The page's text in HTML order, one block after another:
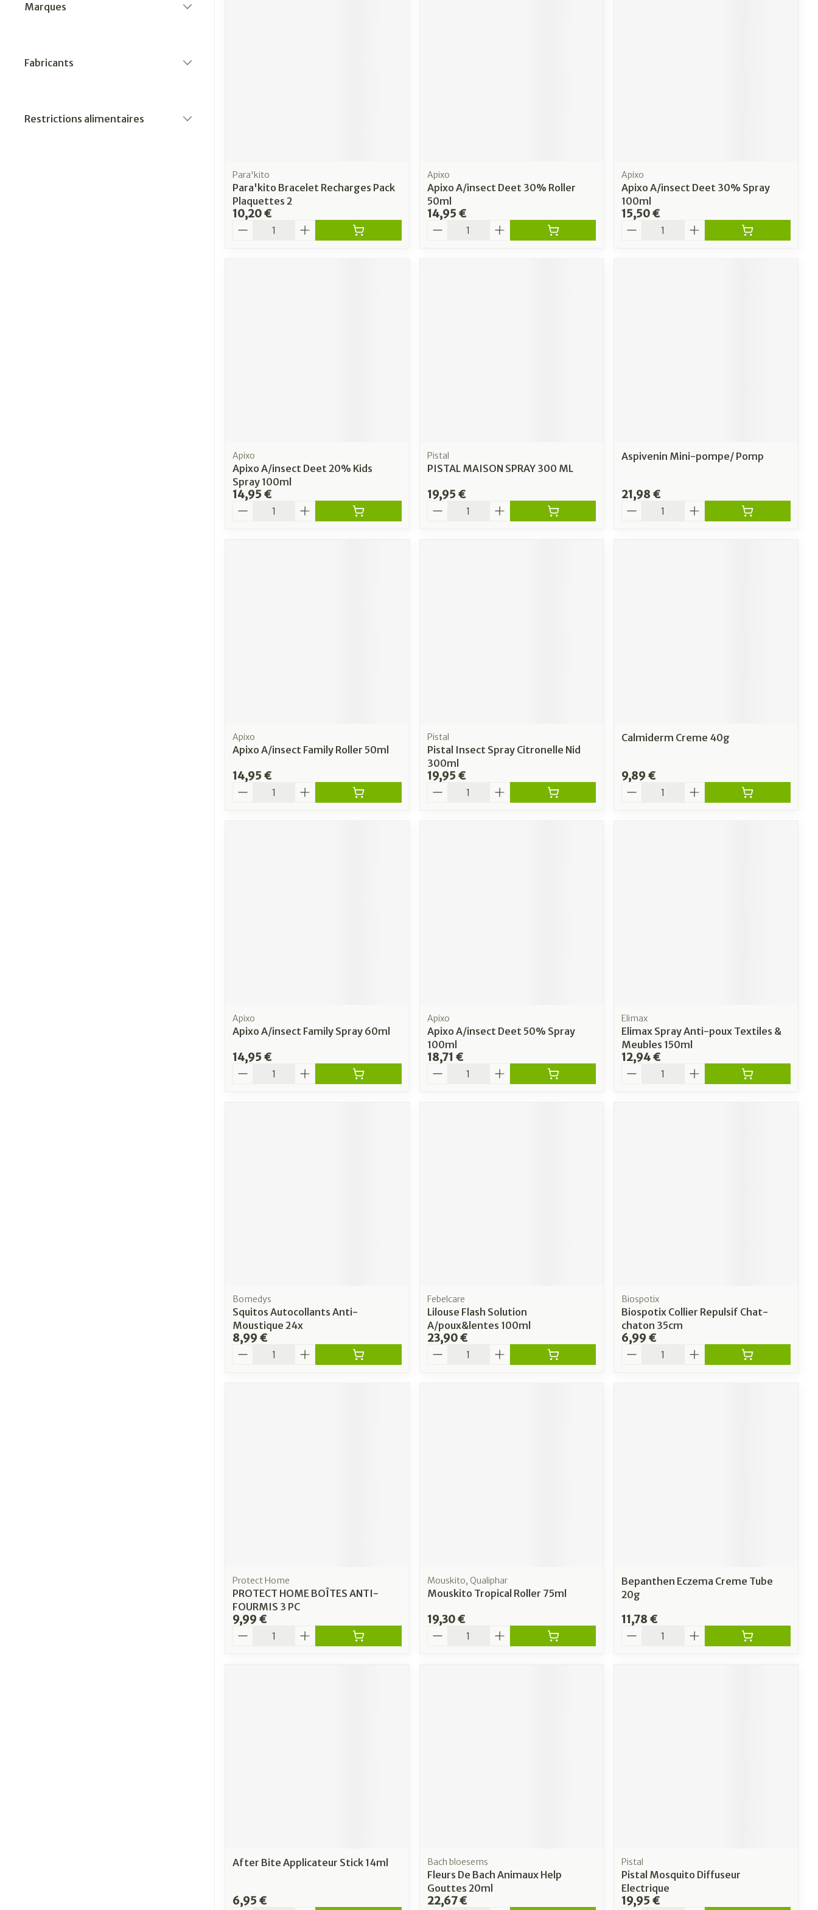
Marques
Fabricants
Restrictions alimentaires
Para'kito
Para'kito Bracelet Recharges Pack
Plaquettes 2
10,20 €
Quantité
Apixo
Apixo A/insect Deet 30% Roller
50ml
14,95 €
Quantité
Apixo
Apixo A/insect Deet 30% Spray
100ml
15,50 €
Quantité
Apixo
Apixo A/insect Deet 20% Kids
Spray 100ml
14,95 €
Quantité
Pistal
PISTAL MAISON SPRAY 300 ML
19,95 €
Quantité
Aspivenin Mini-pompe/ Pomp
21,98 €
Quantité
Apixo
Apixo A/insect Family Roller 50ml
14,95 €
Quantité
Pistal
Pistal Insect Spray Citronelle Nid
300ml
19,95 €
Quantité
Calmiderm Creme 40g
9,89 €
Quantité
Apixo
Apixo A/insect Family Spray 60ml
14,95 €
Quantité
Apixo
Apixo A/insect Deet 50% Spray
100ml
18,71 €
Quantité
Elimax
Elimax Spray Anti-poux Textiles &
Meubles 150ml
12,94 €
Quantité
Bomedys
Squitos Autocollants Anti-
Moustique 24x
8,99 €
Quantité
Febelcare
Lilouse Flash Solution
A/poux&lentes 100ml
23,90 €
Quantité
Biospotix
Biospotix Collier Repulsif Chat-
chaton 35cm
6,99 €
Quantité
Protect Home
PROTECT HOME BOÎTES ANTI-
FOURMIS 3 PC
9,99 €
Quantité
Mouskito, Qualiphar
Mouskito Tropical Roller 75ml
19,30 €
Quantité
Bepanthen Eczema Creme Tube
20g
11,78 €
Quantité
After Bite Applicateur Stick 14ml
6,95 €
Bach bloesems
Fleurs De Bach Animaux Help
Gouttes 20ml
22,67 €
Pistal
Pistal Mosquito Diffuseur
Electrique
19,95 €